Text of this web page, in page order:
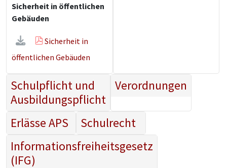
Sicherheit in öffentlichen
Gebäuden
Sicherheit in
öffentlichen Gebäuden
Schulpflicht und
Ausbildungspflicht
Verordnungen
Erlässe APS
Schulrecht
Informationsfreiheitsgesetz
(IFG)